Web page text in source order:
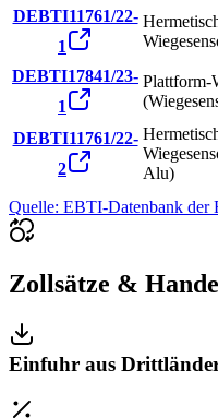
DEBTI11761/22-
1
DEBTI17841/23-
1
Plattform-
DEBTI11761/22-
2
Alu)
Quelle: EBTI-Datenbank der
Zollsätze &
Einfuhr aus